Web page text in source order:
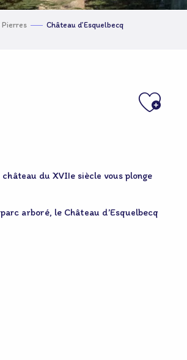
Château d’Esquelbecq
château du XVIIe siècle vous plonge
arboré, le Château d’Esquelbecq